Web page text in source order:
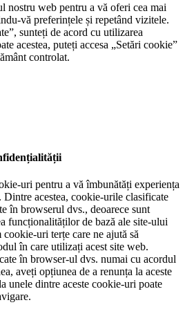
nostru web pentru a vă oferi cea mai
vă preferințele și repetând vizitele.
sunteți de acord cu utilizarea
acestea, puteți accesa „Setări cookie”
controlat.
uri pentru a vă îmbunătăți experiența
acestea, cookie-urile clasificate
în browserul dvs., deoarece sunt
funcționalităților de bază ale site-ului
uri terțe care ne ajută să
în care utilizați acest site web.
în browser-ul dvs. numai cu acordul
aveți opțiunea de a renunța la aceste
unele dintre aceste cookie-uri poate